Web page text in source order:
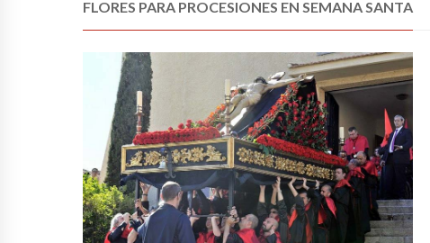
FLORES PARA PROCESIONES EN SEMANA SANTA